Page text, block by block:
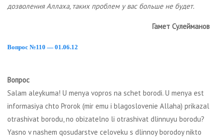
дозволения Аллаха, таких проблем у вас больше не будет.
Гамет Сулейманов
Вопрос №110 — 01.06.12
Вопрос
Salam aleykuma! U menya vopros na schet borodi. U menya est
informasiya chto Prorok (mir emu i blagoslovenie Allaha) prikazal
otrashivat borodu, no obizatelno li otrashivat dlinnuyu borodu?
Yasno v nashem qosudarstve celoveku s dlinnoy borodoy nikto